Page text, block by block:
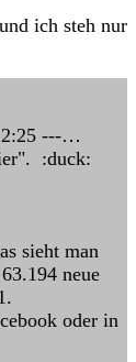
ich steh nur
---…
:duck:
sieht man
neue
oder in